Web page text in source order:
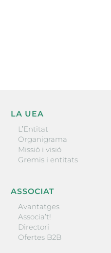
LA UEA
L’Entitat
Organigrama
Missió i visió
Gremis i entitats
ASSOCIAT
Avantatges
Associa’t!
Directori
Ofertes B2B